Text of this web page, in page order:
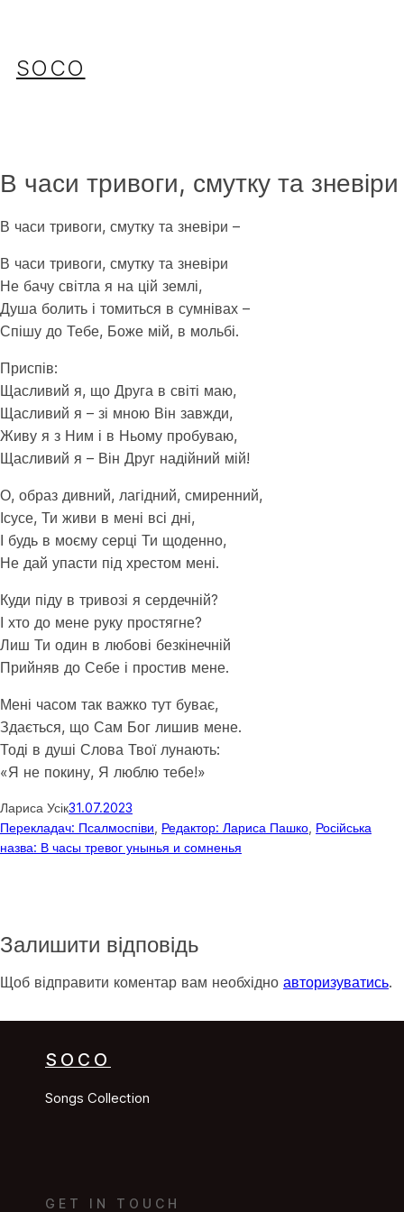
SOCO
В часи тривоги, смутку та зневіри
В часи тривоги, смутку та зневіри –
В часи тривоги, смутку та зневіри
Не бачу світла я на цій землі,
Душа болить і томиться в сумнівах –
Спішу до Тебе, Боже мій, в мольбі.
Приспів:
Щасливий я, що Друга в світі маю,
Щасливий я – зі мною Він завжди,
Живу я з Ним і в Ньому пробуваю,
Щасливий я – Він Друг надійний мій!
О, образ дивний, лагідний, смиренний,
Ісусе, Ти живи в мені всі дні,
І будь в моєму серці Ти щоденно,
Не дай упасти під хрестом мені.
Куди піду в тривозі я сердечній?
І хто до мене руку простягне?
Лиш Ти один в любові безкінечній
Прийняв до Себе і простив мене.
Мені часом так важко тут буває,
Здається, що Сам Бог лишив мене.
Тоді в душі Слова Твої лунають:
«Я не покину, Я люблю тебе!»
Лариса Усік31.07.2023
Перекладач: Псалмоспіви Редактор: Лариса Пашко Російська
назва: В часы тревог унынья и сомненья
Залишити відповідь
Щоб відправити коментар вам необхідно авторизуватись.
SOCO
Songs Collection
GET IN TOUCH